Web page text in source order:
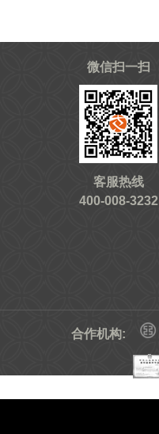
微信扫一扫
客服热线
400-008-3232
合作机构: